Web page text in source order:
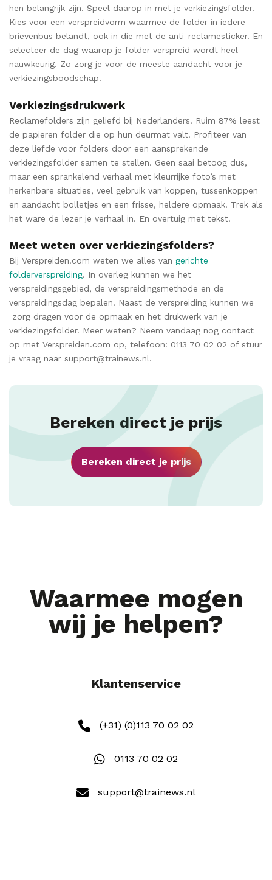
hen belangrijk zijn. Speel daarop in met je verkiezingsfolder.
Kies voor een verspreidvorm waarmee de folder in iedere
brievenbus belandt, ook in die met de anti-reclamesticker. En
selecteer de dag waarop je folder verspreid wordt heel
nauwkeurig. Zo zorg je voor de meeste aandacht voor je
verkiezingsboodschap.
Verkiezingsdrukwerk
Reclamefolders zijn geliefd bij Nederlanders. Ruim 87% leest
de papieren folder die op hun deurmat valt. Profiteer van
deze liefde voor folders door een aansprekende
verkiezingsfolder samen te stellen. Geen saai betoog dus,
maar een sprankelend verhaal met kleurrijke foto’s met
herkenbare situaties, veel gebruik van koppen, tussenkoppen
en aandacht bolletjes en een frisse, heldere opmaak. Trek als
het ware de lezer je verhaal in. En overtuig met tekst.
Meet weten over verkiezingsfolders?
Bij Verspreiden.com weten we alles van gerichte
folderverspreiding. In overleg kunnen we het
verspreidingsgebied, de verspreidingsmethode en de
verspreidingsdag bepalen. Naast de verspreiding kunnen we
zorg dragen voor de opmaak en het drukwerk van je
verkiezingsfolder. Meer weten? Neem vandaag nog contact
op met Verspreiden.com op, telefoon: 0113 70 02 02 of stuur
je vraag naar support@trainews.nl.
Bereken direct je prijs
Bereken direct je prijs
Waarmee mogen
wij je helpen?
Klantenservice
(+31) (0)113 70 02 02
0113 70 02 02
support@trainews.nl